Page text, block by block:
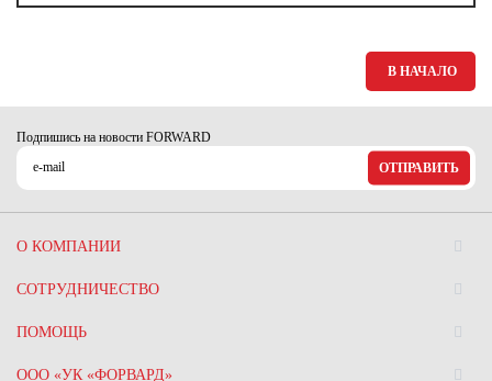
В НАЧАЛО
Подпишись на новости FORWARD
ОТПРАВИТЬ
О КОМПАНИИ
СОТРУДНИЧЕСТВО
ПОМОЩЬ
ООО «УК «ФОРВАРД»